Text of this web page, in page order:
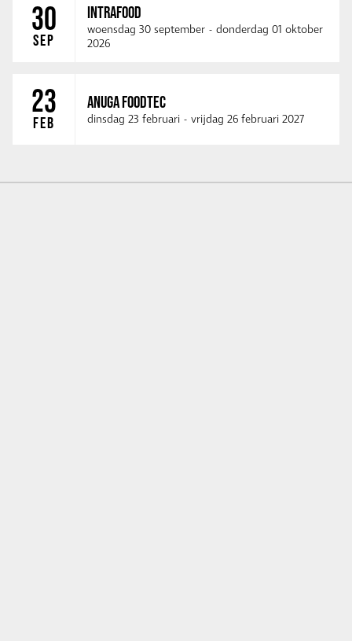
30
SEP
INTRAFOOD
woensdag 30 september - donderdag 01 oktober
2026
23
FEB
ANUGA FOODTEC
dinsdag 23 februari - vrijdag 26 februari 2027